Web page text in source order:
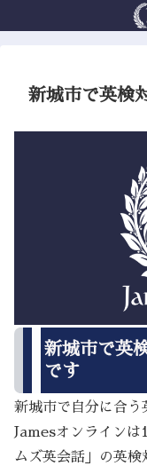
新城市で英検
新城市で英
です
新城市で自分に合う
Jamesオンラインは
ムズ英会話」の英検